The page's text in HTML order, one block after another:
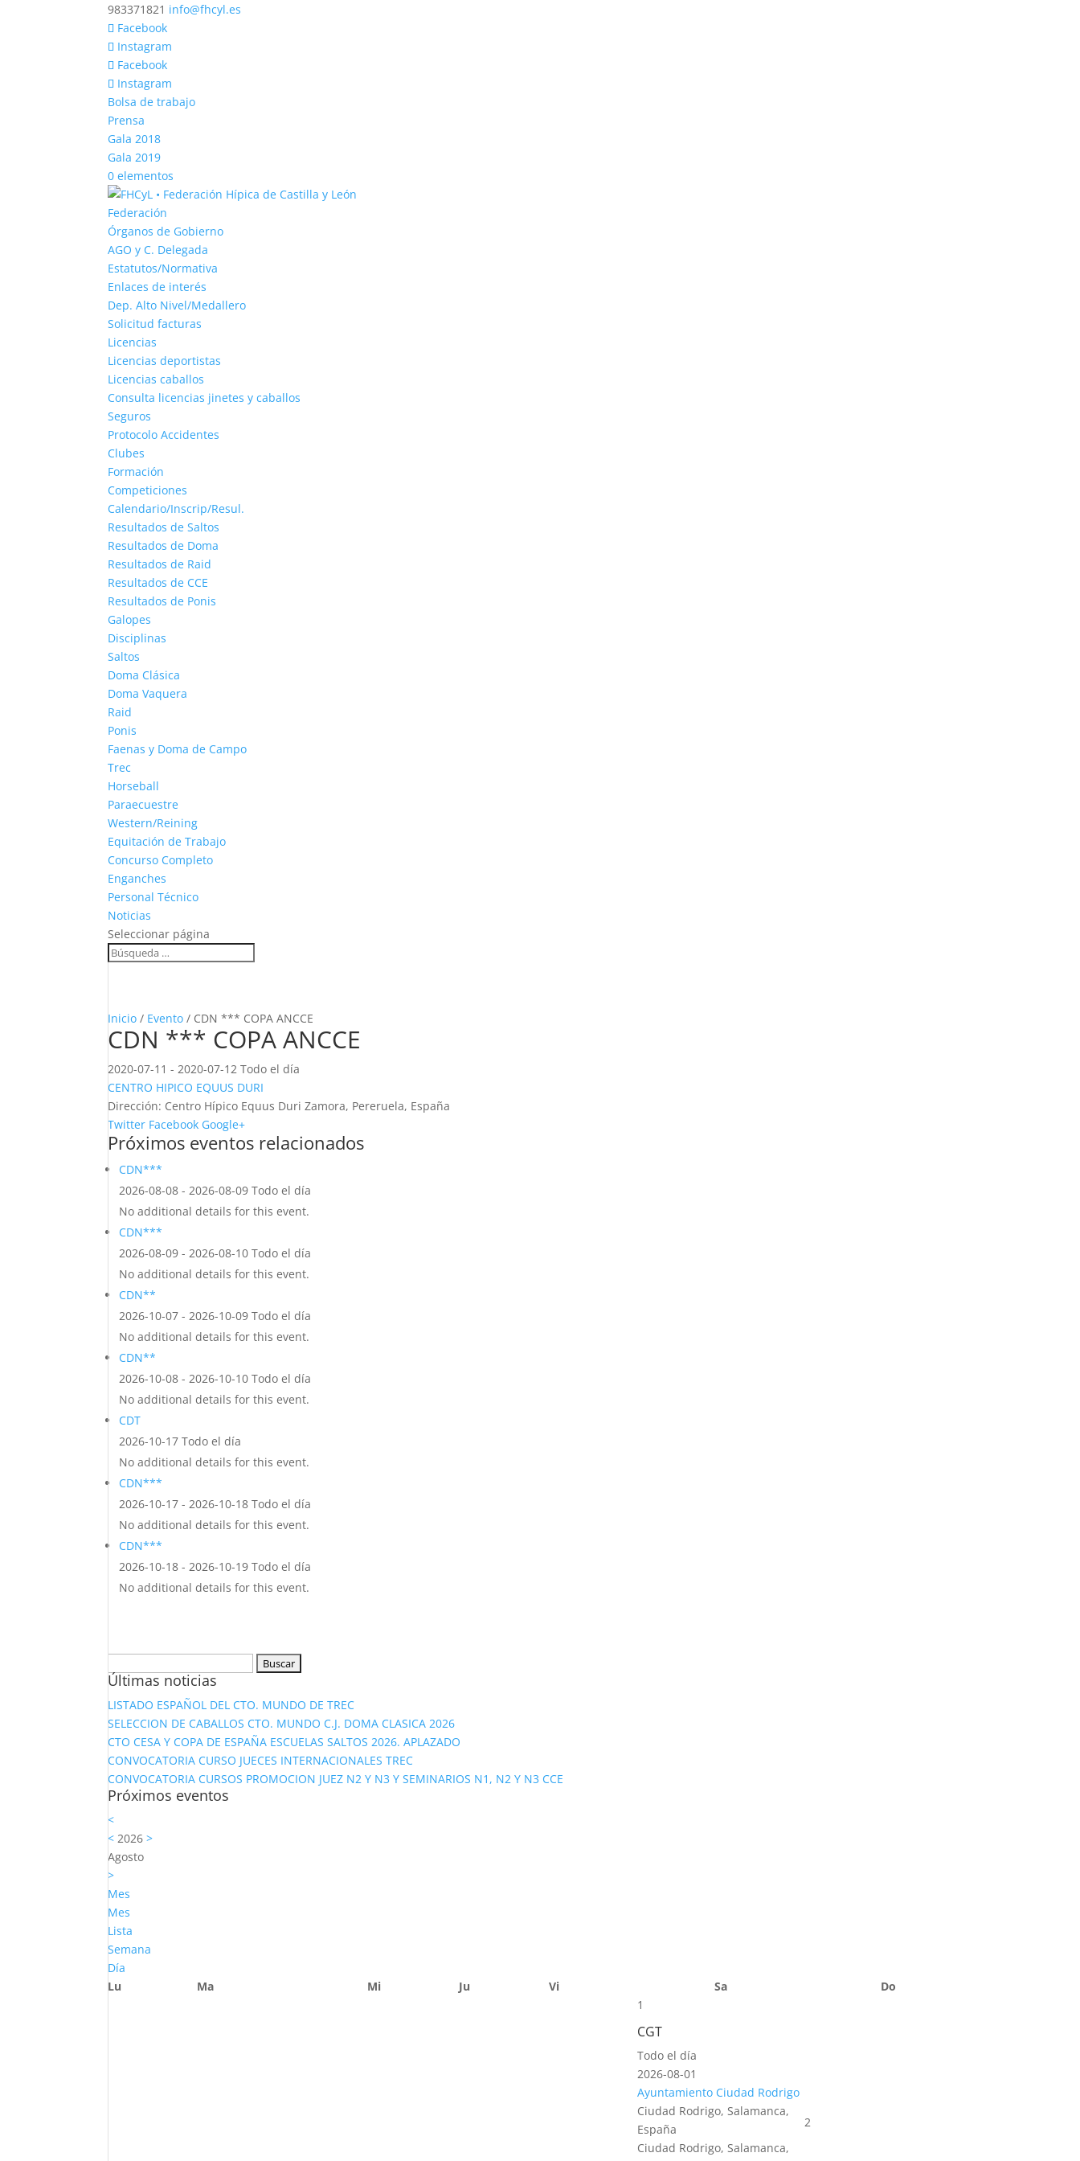
983371821 info@fhcyl.es
Facebook
Instagram
Facebook
Instagram
Bolsa de trabajo
Prensa
Gala 2018
Gala 2019
0 elementos
Federación
Órganos de Gobierno
AGO y C. Delegada
Estatutos/Normativa
Enlaces de interés
Dep. Alto Nivel/Medallero
Solicitud facturas
Licencias
Licencias deportistas
Licencias caballos
Consulta licencias jinetes y caballos
Seguros
Protocolo Accidentes
Clubes
Formación
Competiciones
Calendario/Inscrip/Resul.
Resultados de Saltos
Resultados de Doma
Resultados de Raid
Resultados de CCE
Resultados de Ponis
Galopes
Disciplinas
Saltos
Doma Clásica
Doma Vaquera
Raid
Ponis
Faenas y Doma de Campo
Trec
Horseball
Paraecuestre
Western/Reining
Equitación de Trabajo
Concurso Completo
Enganches
Personal Técnico
Noticias
Seleccionar página
Inicio / Evento / CDN *** COPA ANCCE
CDN *** COPA ANCCE
2020-07-11 - 2020-07-12 Todo el día
CENTRO HIPICO EQUUS DURI
Dirección: Centro Hípico Equus Duri Zamora, Pereruela, España
Twitter Facebook Google+
Próximos eventos relacionados
CDN***
2026-08-08 - 2026-08-09 Todo el día
No additional details for this event.
CDN***
2026-08-09 - 2026-08-10 Todo el día
No additional details for this event.
CDN**
2026-10-07 - 2026-10-09 Todo el día
No additional details for this event.
CDN**
2026-10-08 - 2026-10-10 Todo el día
No additional details for this event.
CDT
2026-10-17 Todo el día
No additional details for this event.
CDN***
2026-10-17 - 2026-10-18 Todo el día
No additional details for this event.
CDN***
2026-10-18 - 2026-10-19 Todo el día
No additional details for this event.
Últimas noticias
LISTADO ESPAÑOL DEL CTO. MUNDO DE TREC
SELECCION DE CABALLOS CTO. MUNDO C.J. DOMA CLASICA 2026
CTO CESA Y COPA DE ESPAÑA ESCUELAS SALTOS 2026. APLAZADO
CONVOCATORIA CURSO JUECES INTERNACIONALES TREC
CONVOCATORIA CURSOS PROMOCION JUEZ N2 Y N3 Y SEMINARIOS N1, N2 Y N3 CCE
Próximos eventos
<
< 2026>
Agosto
>
Mes
Mes
Lista
Semana
Día
Lu
Ma Mi Ju Vi Sa
Do
1
CGT
Todo el día
2026-08-01
Ayuntamiento Ciudad Rodrigo
Ciudad Rodrigo, Salamanca,
España
Ciudad Rodrigo, Salamanca,
2